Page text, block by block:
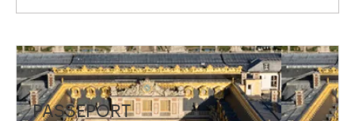
PASSEPORT